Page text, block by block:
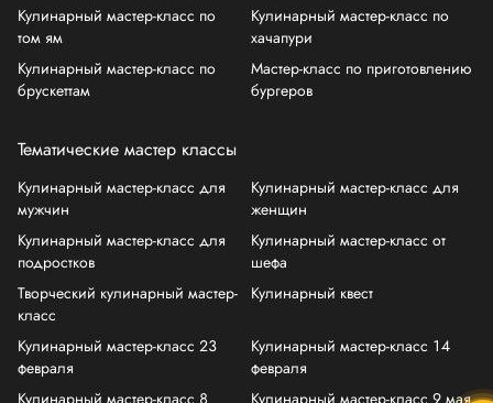
Кулинарный мастер-класс по
том ям
Кулинарный мастер-класс по
хачапури
Кулинарный мастер-класс по
брускеттам
Мастер-класс по приготовлению
бургеров
Тематические мастер классы
Кулинарный мастер-класс для
мужчин
Кулинарный мастер-класс для
женщин
Кулинарный мастер-класс для
подростков
Кулинарный мастер-класс от
шефа
Творческий кулинарный мастер-
класс
Кулинарный квест
Кулинарный мастер-класс 23
февраля
Кулинарный мастер-класс 14
февраля
Кулинарный мастер-класс 8
Кулинарный мастер-класс 9 мая